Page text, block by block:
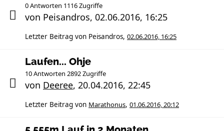
0 Antworten 1116 Zugriffe
von Peisandros, 02.06.2016, 16:25
Letzter Beitrag von Peisandros, 02.06.2016, 16:25
Laufen... Ohje
10 Antworten 2892 Zugriffe
von Deeree, 20.04.2016, 22:45
Letzter Beitrag von Marathonus, 01.06.2016, 20:12